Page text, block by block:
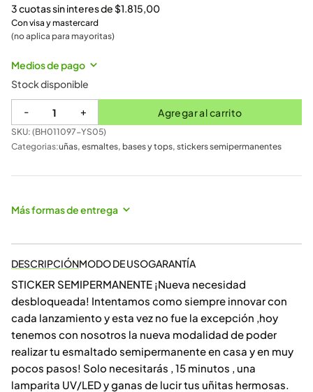
3 cuotas sin interes de$1.815,00
Con visa y mastercard
(no aplica para mayoritas)
Medios de pago
Stock disponible
- + Agregar al carrito
SKU: (BH011097-YS05)
Categorias:uñas, esmaltes, bases y tops, stickers semipermanentes
Más formas de entrega
DESCRIPCIÓNMODO DE USOGARANTÍA
STICKER SEMIPERMANENTE ¡Nueva necesidad
desbloqueada! Intentamos como siempre innovar con
cada lanzamiento y esta vez no fue la excepción ,hoy
tenemos con nosotros la nueva modalidad de poder
realizar tu esmaltado semipermanente en casa y en muy
pocos pasos! Solo necesitarás , 15 minutos , una
lamparita UV/LED y ganas de lucir tus uñitas hermosas.